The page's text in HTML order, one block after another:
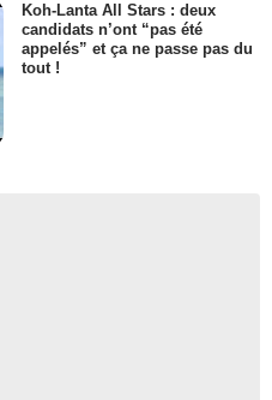
Koh-Lanta All Stars : deux
candidats n’ont “pas été
appelés” et ça ne passe pas du
tout !